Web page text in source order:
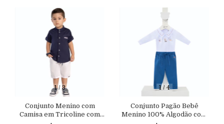
1/3
Conjunto Menino com
Camisa em Tricoline com
1/ 4
Conjunto Pagão Bebê
Menino 100% Algodão com